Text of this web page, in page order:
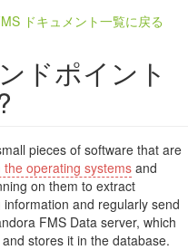
ドキュメント一覧に戻る
ドポイント
pieces of software that are
the operating systems and
on them to extract
information and regularly send
FMS Data server, which
stores it in the database.